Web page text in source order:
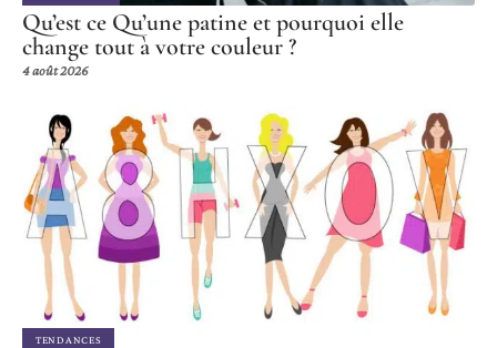
Qu’est ce Qu’une patine et pourquoi elle
change tout à votre couleur ?
4 août 2026
TENDANCES